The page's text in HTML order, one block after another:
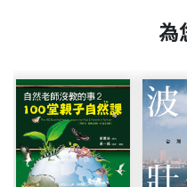
兒心基金會第十六屆董
回顧與展望（英文版）
Taiwan Cardiac
ary: A Review and
區營造的實踐之路》、
年》、《進擊的勇氣》
《啟動心未來︰中華民
重量
為